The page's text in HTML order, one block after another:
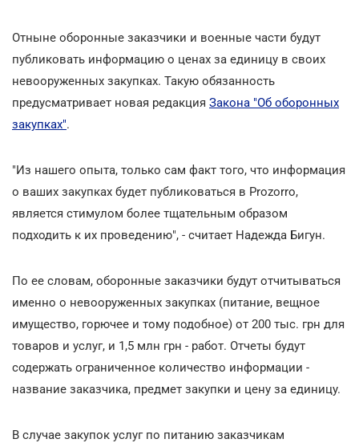
Отныне оборонные заказчики и военные части будут
публиковать информацию о ценах за единицу в своих
невооруженных закупках. Такую обязанность
предусматривает новая редакция Закона "Об оборонных
закупках".
"Из нашего опыта, только сам факт того, что информация
о ваших закупках будет публиковаться в Prozorro,
является стимулом более тщательным образом
подходить к их проведению", - считает Надежда Бигун.
По ее словам, оборонные заказчики будут отчитываться
именно о невооруженных закупках (питание, вещное
имущество, горючее и тому подобное) от 200 тыс. грн для
товаров и услуг, и 1,5 млн грн - работ. Отчеты будут
содержать ограниченное количество информации -
название заказчика, предмет закупки и цену за единицу.
В случае закупок услуг по питанию заказчикам